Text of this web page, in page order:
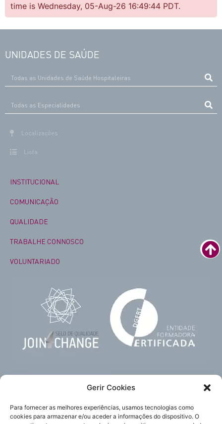
Gerir Cookies
Para fornecer as melhores experiências, usamos tecnologias como
cookies para armazenar e/ou aceder a informações do dispositivo. O
time is Wednesday, 05-Aug-26 16:49:44 PDT.
UNIDADES DE SAÚDE
Localizações
Lista
INSTITUCIONAL
COMUNICAÇÃO
QUALIDADE
TRABALHE CONNOSCO
VOLUNTARIADO